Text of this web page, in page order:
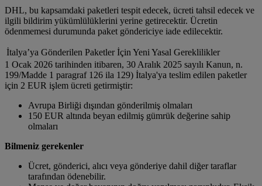
DHL, bu kapsamdaki paketleri tespit edecek, ücreti tahsil edecek ve
ilgili bildirim yükümlülüklerini yerine getirecektir. Ücretin
ödenmemesi durumunda paket göndericiye iade edilecektir.
İtalya’ya Gönderilen Paketler İçin Yeni Yasal Gereklilikler
1 Ocak 2026 tarihinden itibaren, 30 Aralık 2025 sayılı Kanun, n.
199/Madde 1 paragraf 126 ila 129) İtalya'ya teslim edilen paketler
için 2 EUR işlem ücreti getirmiştir:
Avrupa Birliği dışından gönderilmiş olmaları
150 EUR altında beyan edilmiş gümrük değerine sahip
olmaları
Bilmeniz gerekenler
Ücret, gönderici, alıcı veya gönderiye dahil diğer taraflar
tarafından ödenebilir.